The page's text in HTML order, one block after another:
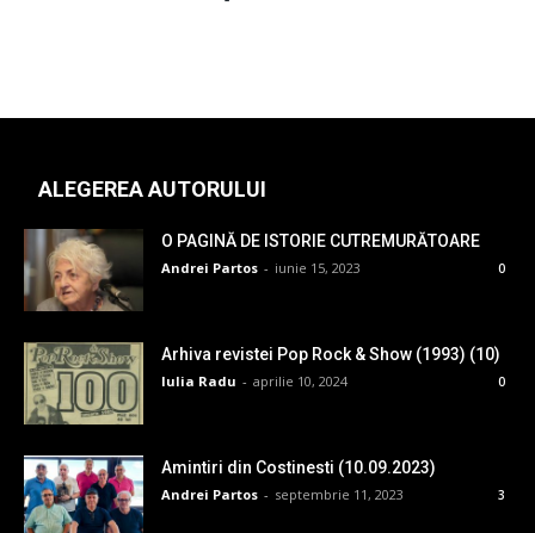
ALEGEREA AUTORULUI
O PAGINĂ DE ISTORIE CUTREMURĂTOARE
Andrei Partos - iunie 15, 2023 0
Arhiva revistei Pop Rock & Show (1993) (10)
Iulia Radu - aprilie 10, 2024 0
Amintiri din Costinesti (10.09.2023)
Andrei Partos - septembrie 11, 2023 3